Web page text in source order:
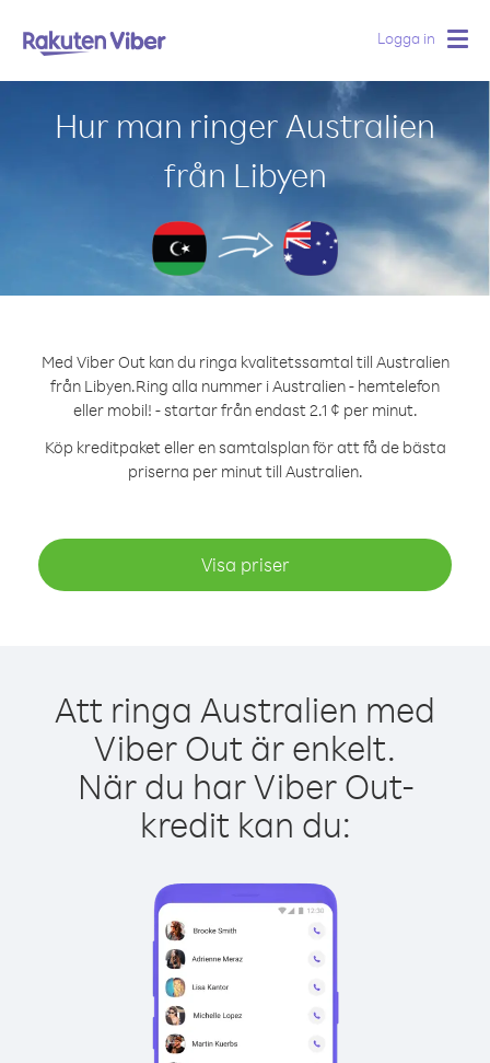
Logga in
Hur man ringer Australien
från Libyen
Med Viber Out kan du ringa kvalitetssamtal till Australien
från Libyen.Ring alla nummer i Australien - hemtelefon
eller mobil! - startar från endast 2.1 ¢ per minut.
Köp kreditpaket eller en samtalsplan för att få de bästa
priserna per minut till Australien.
Visa priser
Att ringa Australien med
Viber Out är enkelt.
När du har Viber Out-
kredit kan du: